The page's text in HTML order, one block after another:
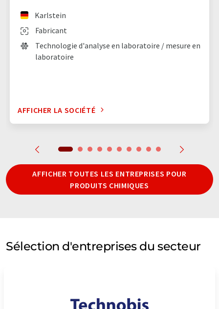
Fabricant
Karlstein
Technologie d'analyse en laboratoire / mesure en
laboratoire
AFFICHER LA SOCIÉTÉ
AFFICHER TOUTES LES ENTREPRISES POUR
PRODUITS CHIMIQUES
Sélection d'entreprises du secteur